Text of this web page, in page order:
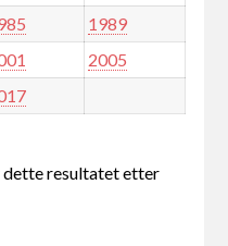
1989
2005
resultatet etter